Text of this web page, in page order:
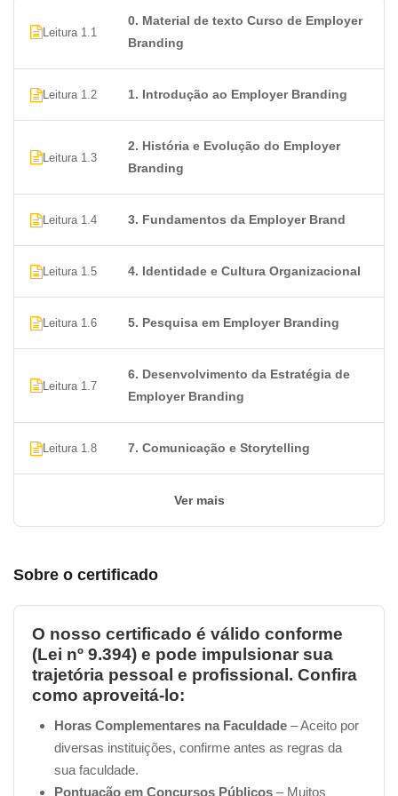
objetivos de negócios da empresa, permitindo ajustes e
otimizações contínuas. E, por fim, lidar com crises de
uma marca empregadora tem o valor de considerar as
parcerias estratégicas e colaborações para fortalecer
Utilizando os conhecimentos, ferramentas e técnicas
estratégia de Employer Branding eficaz, alinhada com
os objetivos e valores da empresa. Através da
construção de uma marca empregadora autêntica,
também promover uma cultura de inovação,
Quais tópicos abordaremos no nosso
Curso deEmployer Branding?
Introdução ao Employer Branding
História e Evolução do Employer Branding
Fundamentos da Marca Empregadora
Branding
Comunicação e Storytelling
Gestão de Talentos e Experiência do Funcionário
Employer Value Proposition (EVP)
Employer Branding Digital
Estratégias de Recrutamento
Gestão da Diversidade e Inclusão
Mensuração de Resultados
Leitura 1.1
0. Material de texto Curso de Employer
Branding
Leitura 1.2 1. Introdução ao Employer Branding
Leitura 1.3
2. História e Evolução do Employer
Branding
Leitura 1.4 3. Fundamentos da Employer Brand
Leitura 1.5 4. Identidade e Cultura Organizacional
Leitura 1.6 5. Pesquisa em Employer Branding
Leitura 1.7
6. Desenvolvimento da Estratégia de
Employer Branding
Leitura 1.8 7. Comunicação e Storytelling
Ver mais
Sobre o certificado
O nosso certificado é válido conforme
(Lei nº 9.394) e pode impulsionar sua
trajetória pessoal e profissional. Confira
como aproveitá-lo:
Horas Complementares na Faculdade – Aceito por
diversas instituições, confirme antes as regras da
sua faculdade.
Pontuação em Concursos Públicos – Muitos